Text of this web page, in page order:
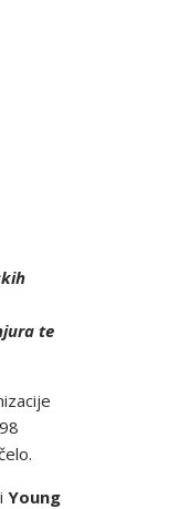
te
Young